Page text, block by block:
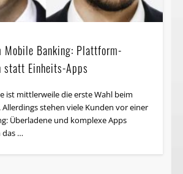
Mobile Banking: Plattform-
statt Einheits-Apps
ist mittlerweile die erste Wahl beim
Allerdings stehen viele Kunden vor einer
Überladene und komplexe Apps
das …